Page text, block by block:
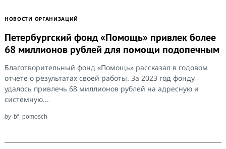
НОВОСТИ ОРГАНИЗАЦИЙ
Петербургский фонд «Помощь» привлек более
68 миллионов рублей для помощи подопечным
Благотворительный фонд «Помощь» рассказал в годовом
отчете о результатах своей работы. За 2023 год фонду
удалось привлечь 68 миллионов рублей на адресную и
системную...
by bf_pomosch